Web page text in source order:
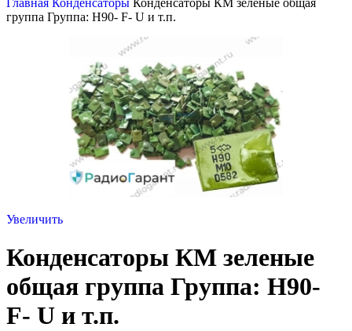
группа Группа: Н90- F- U и т.п.
Увеличить
Конденсаторы КМ зеленые
общая группа Группа: Н90-
F- U и т.п.